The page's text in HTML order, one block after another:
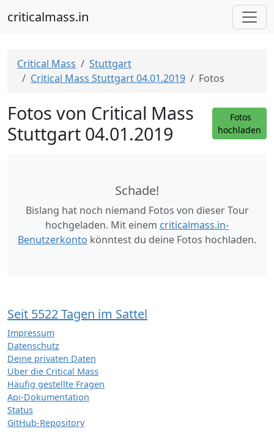
criticalmass.in
Critical Mass
Stuttgart
Critical Mass Stuttgart 04.01.2019
Fotos
Fotos von Critical Mass
Stuttgart 04.01.2019
Fotos
hochladen
Schade!
Bislang hat noch niemand Fotos von dieser Tour
hochgeladen. Mit einem criticalmass.in-
Benutzerkonto könntest du deine Fotos hochladen.
Seit 5522 Tagen im Sattel
Impressum
Datenschutz
Deine privaten Daten
Über die Critical Mass
Häufig gestellte Fragen
Api-Dokumentation
Status
GitHub-Repository